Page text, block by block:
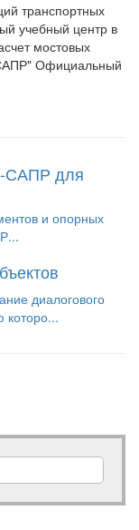
транспортных
учебный центр в
мостовых
Официальный
САПР для
и опорных
диалогового
которо...